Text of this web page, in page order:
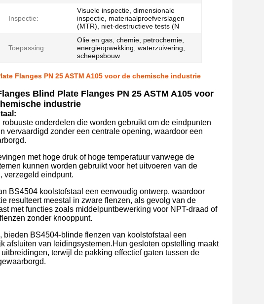
Inspectie:
Visuele inspectie, dimensionale
inspectie, materiaalproefverslagen
(MTR), niet-destructieve tests (N
Toepassing:
Olie en gas, chemie, petrochemie,
energieopwekking, waterzuivering,
scheepsbouw
Flanges PN 25 ASTM A105 voor de chemische industrie
Blind Plate Flanges PN 25 ASTM A105 voor
industrie
robuuste onderdelen die worden gebruikt om de eindpunten
vervaardigd zonder een centrale opening, waardoor een
met hoge druk of hoge temperatuur vanwege de
kunnen worden gebruikt voor het uitvoeren van de
verzegeld eindpunt.
BS4504 koolstofstaal een eenvoudig ontwerp, waardoor
resulteert meestal in zware flenzen, als gevolg van de
met functies zoals middelpuntbewerking voor NPT-draad of
zonder knooppunt.
BS4504-blinde flenzen van koolstofstaal een
afsluiten van leidingsystemen.Hun gesloten opstelling maakt
terwijl de pakking effectief gaten tussen de